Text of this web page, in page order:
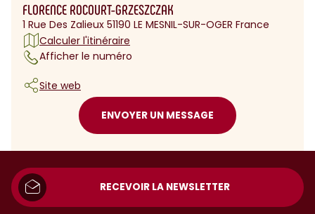
FLORENCE ROCOURT-GRZESZCZAK
1 Rue Des Zalieux 51190 LE MESNIL-SUR-OGER France
Calculer l'itinéraire
Afficher le numéro
Site web
ENVOYER UN MESSAGE
RECEVOIR LA NEWSLETTER